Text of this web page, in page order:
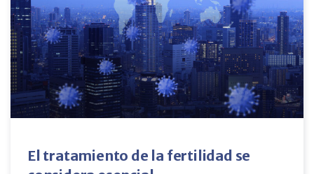
El tratamiento de la fertilidad se